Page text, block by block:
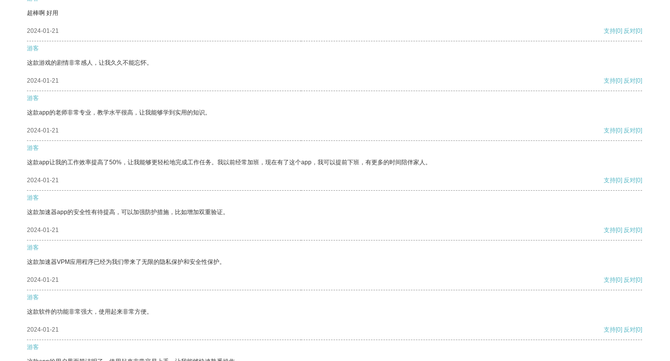
超棒啊 好用
2024-01-21 支持[0] 反对[0]
游客
这款游戏的剧情非常感人，让我久久不能忘怀。
2024-01-21 支持[0] 反对[0]
游客
这款app的老师非常专业，教学水平很高，让我能够学到实用的知识。
2024-01-21 支持[0] 反对[0]
游客
这款app让我的工作效率提高了50%，让我能够更轻松地完成工作任务。我以前经常加班，现在有了这个app，我可以提前下班，有更多的时间陪伴家人。
2024-01-21 支持[0] 反对[0]
游客
这款加速器app的安全性有待提高，可以加强防护措施，比如增加双重验证。
2024-01-21 支持[0] 反对[0]
游客
这款加速器VPM应用程序已经为我们带来了无限的隐私保护和安全性保护。
2024-01-21 支持[0] 反对[0]
游客
这款软件的功能非常强大，使用起来非常方便。
2024-01-21 支持[0] 反对[0]
游客